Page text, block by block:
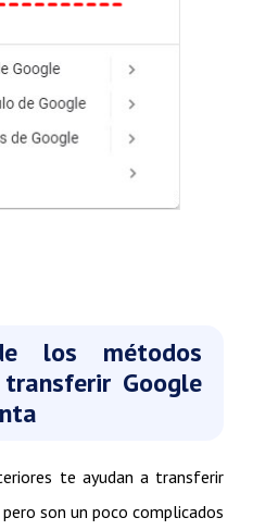
los métodos
Google
te ayudan a transferir
son un poco complicados